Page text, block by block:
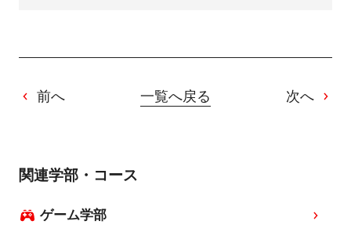
前へ 一覧へ戻る 次へ
関連学部・コース
ゲーム学部